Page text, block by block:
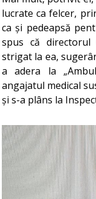
lucrate ca felcer,
ca și pedeapsă
spus că directorul
strigat la ea,
a adera la
angajatul medical
și s-a plâns la